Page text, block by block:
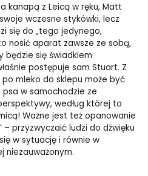
kanapą z Leicą w ręku, Matt
wczesne stykówki, lecz
się do „tego jedynego,
nosić aparat zawsze ze sobą,
będzie się świadkiem
postępuje sam Stuart. Z
mleko do sklepu może być
w samochodzie ze
według której to
Ważne jest też opanowanie
– przyzwyczaić ludzi do dźwięku
w sytuację i równie w
niezauważonym.